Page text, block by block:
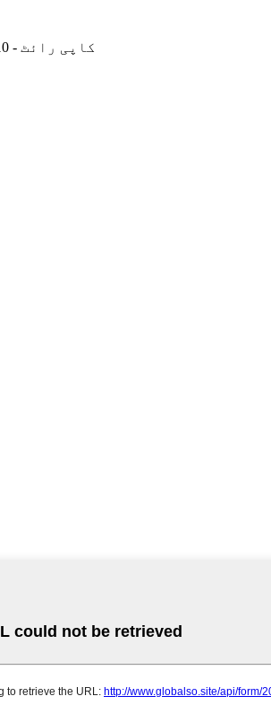
© کاپی رائٹ - 2010-2025 : جملہ حقوق محفوظ ہیں۔